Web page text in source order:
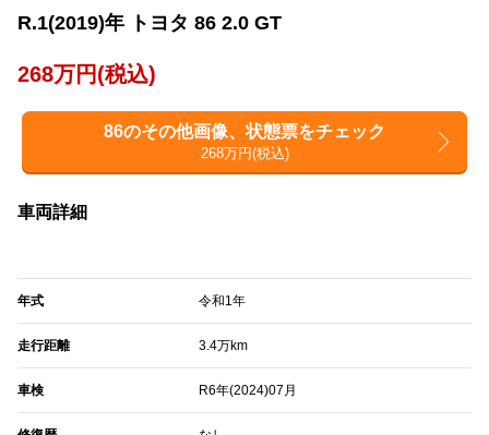
R.1(2019)年 トヨタ 86 2.0 GT
268万円(税込)
86のその他画像、状態票をチェック
268万円(税込)
車両詳細
年式 令和1年
走行距離 3.4万km
車検 R6年(2024)07月